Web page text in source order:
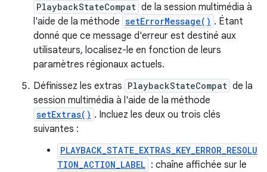
PlaybackStateCompat de la session multimédia à
l'aide de la méthode setErrorMessage() . Étant
donné que ce message d'erreur est destiné aux
utilisateurs, localisez-le en fonction de leurs
paramètres régionaux actuels.
Définissez les extras PlaybackStateCompat de la
session multimédia à l'aide de la méthode
setExtras() . Incluez les deux ou trois clés
suivantes :
PLAYBACK_STATE_EXTRAS_KEY_ERROR_RESOLU
TION_ACTION_LABEL : chaîne affichée sur le